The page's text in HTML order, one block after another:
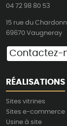
04 72 98 80 53
15 rue du
69670 Vaugneray
Contactez-
RÉALISATIONS
Sites vitrines
Sites e-commerce
Usine à site